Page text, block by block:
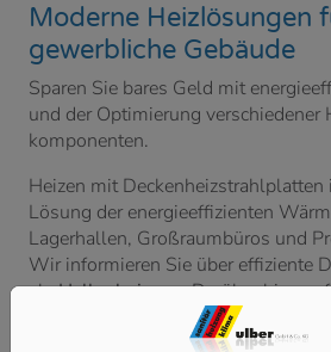
Moderne Heizlösungen
gewerbliche Gebäude
Sparen Sie bares Geld mit
und der Optimierung
komponenten.
Heizen mit
Lösung der energieeffizienten
Lagerhallen, Großraumbüros und
Wir informieren Sie über effiziente
alsHallenheizung.Darüber hinaus
Antworten auf die Frage, inwiefern
Heizungspumpentausch im Gewerbe